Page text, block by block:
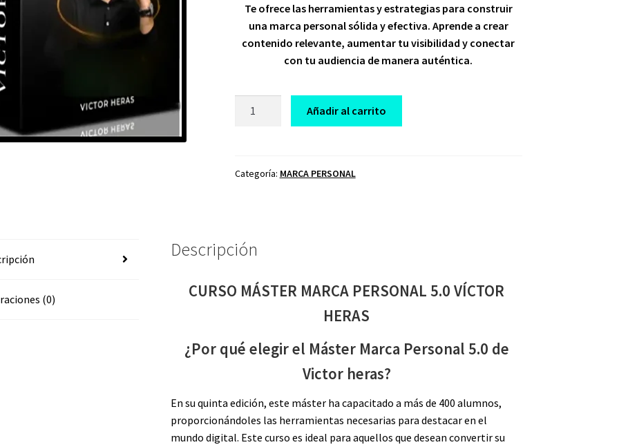
was:
$ 397,00.
is:
$ 20,00.
Te ofrece las herramientas y estrategias para construir
una marca personal sólida y efectiva. Aprende a crear
contenido relevante, aumentar tu visibilidad y conectar
con tu audiencia de manera auténtica.
5.0
Añadir al carrito
Categoría: MARCA PERSONAL
(0)
Descripción
CURSO MÁSTER MARCA PERSONAL 5.0 VÍCTOR
HERAS
¿Por qué elegir el Máster Marca Personal 5.0 de
Victor heras?
En su quinta edición, este máster ha capacitado a más de 400 alumnos,
proporcionándoles las herramientas necesarias para destacar en el
mundo digital. Este curso es ideal para aquellos que desean convertir su